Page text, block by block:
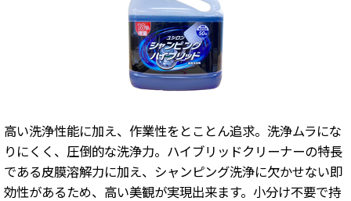
高い洗浄性能に加え、作業性をとことん追求。洗浄ムラにな
りにくく、圧倒的な洗浄力。ハイブリッドクリーナーの特長
である皮膜溶解力に加え、シャンピング洗浄に欠かせない即
効性があるため、高い美観が実現出来ます。小分け不要で持